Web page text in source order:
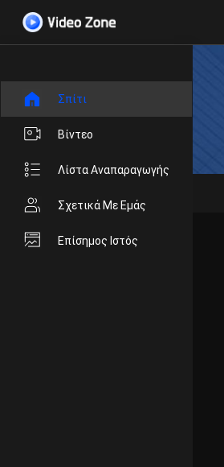
Σπίτι
Βίντεο
Λίστα Αναπαραγωγής
Σχετικά Με Εμάς
Επίσημος Ιστός